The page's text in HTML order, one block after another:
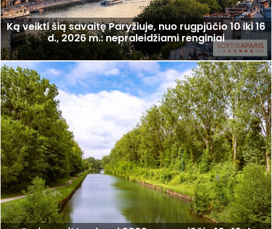
Ką veikti šią savaitę Paryžiuje, nuo rugpjūčio 10 iki 16
d., 2026 m.: nepraleidžiami renginiai